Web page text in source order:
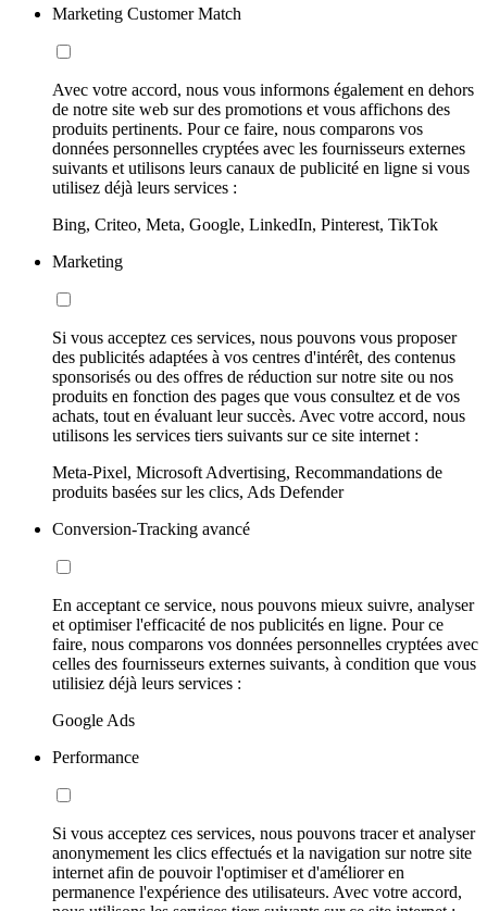
Marketing Customer Match
Avec votre accord, nous vous informons également en dehors
de notre site web sur des promotions et vous affichons des
produits pertinents. Pour ce faire, nous comparons vos
données personnelles cryptées avec les fournisseurs externes
suivants et utilisons leurs canaux de publicité en ligne si vous
utilisez déjà leurs services :
Bing, Criteo, Meta, Google, LinkedIn, Pinterest, TikTok
Marketing
Si vous acceptez ces services, nous pouvons vous proposer
des publicités adaptées à vos centres d'intérêt, des contenus
sponsorisés ou des offres de réduction sur notre site ou nos
produits en fonction des pages que vous consultez et de vos
achats, tout en évaluant leur succès. Avec votre accord, nous
utilisons les services tiers suivants sur ce site internet :
Meta-Pixel, Microsoft Advertising, Recommandations de
produits basées sur les clics, Ads Defender
Conversion-Tracking avancé
En acceptant ce service, nous pouvons mieux suivre, analyser
et optimiser l'efficacité de nos publicités en ligne. Pour ce
faire, nous comparons vos données personnelles cryptées avec
celles des fournisseurs externes suivants, à condition que vous
utilisiez déjà leurs services :
Google Ads
Performance
Si vous acceptez ces services, nous pouvons tracer et analyser
anonymement les clics effectués et la navigation sur notre site
internet afin de pouvoir l'optimiser et d'améliorer en
permanence l'expérience des utilisateurs. Avec votre accord,